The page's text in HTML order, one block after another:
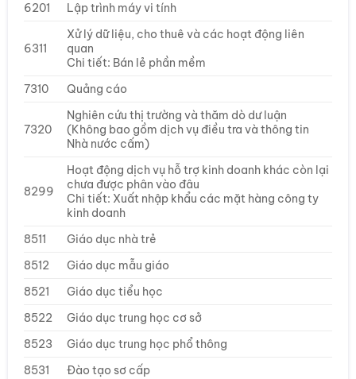
6201
Lập trình máy vi tính
6311
Xử lý dữ liệu, cho thuê và các hoạt động liên
quan
Chi tiết: Bán lẻ phần mềm
7310
Quảng cáo
7320
Nghiên cứu thị trường và thăm dò dư luận
(Không bao gồm dịch vụ điều tra và thông tin
Nhà nước cấm)
8299
Hoạt động dịch vụ hỗ trợ kinh doanh khác còn lại
chưa được phân vào đâu
Chi tiết: Xuất nhập khẩu các mặt hàng công ty
kinh doanh
8511
Giáo dục nhà trẻ
8512
Giáo dục mẫu giáo
8521
Giáo dục tiểu học
8522
Giáo dục trung học cơ sở
8523
Giáo dục trung học phổ thông
8531
Đào tạo sơ cấp